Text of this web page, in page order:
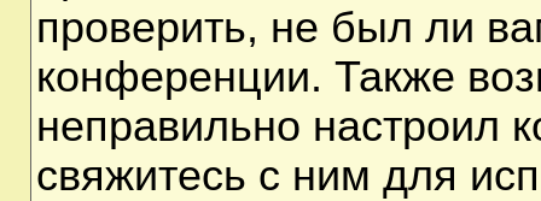
проверить, не был ли
конференции. Также
неправильно настроил
свяжитесь с ним для